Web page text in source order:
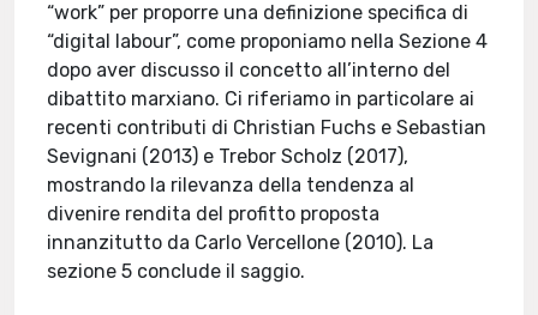
“work” per proporre una definizione specifica di
“digital labour”, come proponiamo nella Sezione 4
dopo aver discusso il concetto all’interno del
dibattito marxiano. Ci riferiamo in particolare ai
recenti contributi di Christian Fuchs e Sebastian
Sevignani (2013) e Trebor Scholz (2017),
mostrando la rilevanza della tendenza al
divenire rendita del profitto proposta
innanzitutto da Carlo Vercellone (2010). La
sezione 5 conclude il saggio.